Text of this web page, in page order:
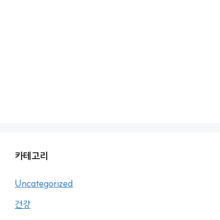
카테고리
Uncategorized
건강